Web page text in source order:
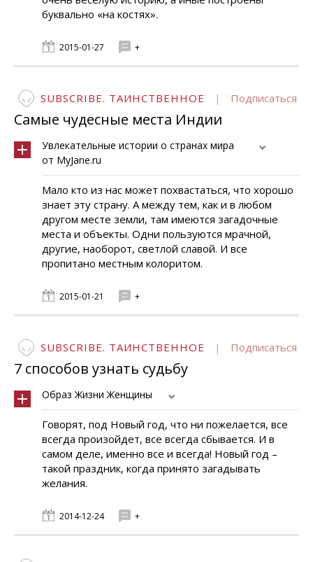
буквально «на костях».
2015-01-27 +
SUBSCRIBE. ТАИНСТВЕННОЕ | Подписаться
Самые чудесные места Индии
Увлекательные истории о странах мира
от MyJane.ru
Мало кто из нас может похвастаться, что хорошо
знает эту страну. А между тем, как и в любом
другом месте земли, там имеются загадочные
места и объекты. Одни пользуются мрачной,
другие, наоборот, светлой славой. И все
пропитано местным колоритом.
2015-01-21 +
SUBSCRIBE. ТАИНСТВЕННОЕ | Подписаться
7 способов узнать судьбу
Образ Жизни Женщины
Говорят, под Новый год, что ни пожелается, все
всегда произойдет, все всегда сбывается. И в
самом деле, именно все и всегда! Новый год –
такой праздник, когда принято загадывать
желания.
2014-12-24 +